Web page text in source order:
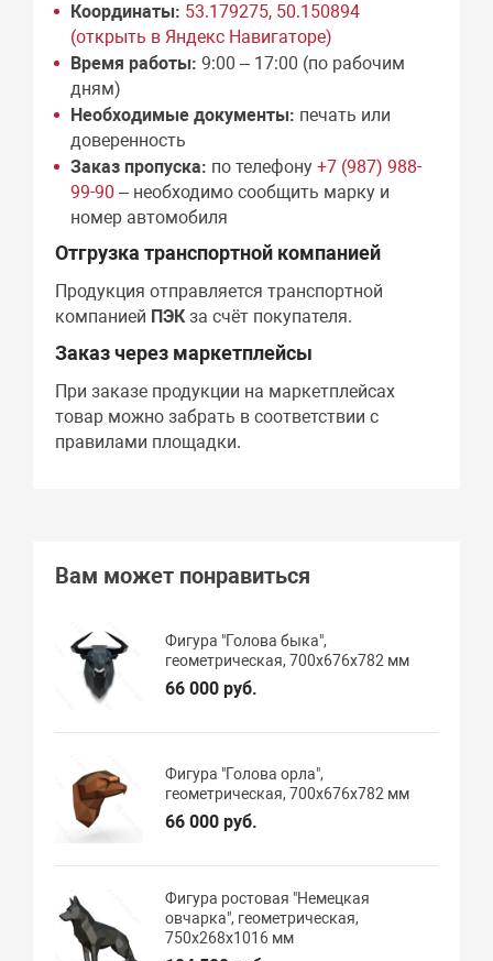
Координаты: 53.179275, 50.150894
(открыть в Яндекс Навигаторе)
Время работы: 9:00 – 17:00 (по рабочим
дням)
Необходимые документы: печать или
доверенность
Заказ пропуска: по телефону+7 (987) 988-
99-90 – необходимо сообщить марку и
номер автомобиля
Отгрузка транспортной компанией
Продукция отправляется транспортной
компанией ПЭКза счёт покупателя.
Заказ через маркетплейсы
При заказе продукции на маркетплейсах
товар можно забрать в соответствии с
правилами площадки.
Вам может понравиться
Фигура "Голова быка",
геометрическая, 700х676х782 мм
66 000 руб.
Фигура "Голова орла",
геометрическая, 700х676х782 мм
66 000 руб.
Фигура ростовая "Немецкая
овчарка", геометрическая,
750х268х1016 мм